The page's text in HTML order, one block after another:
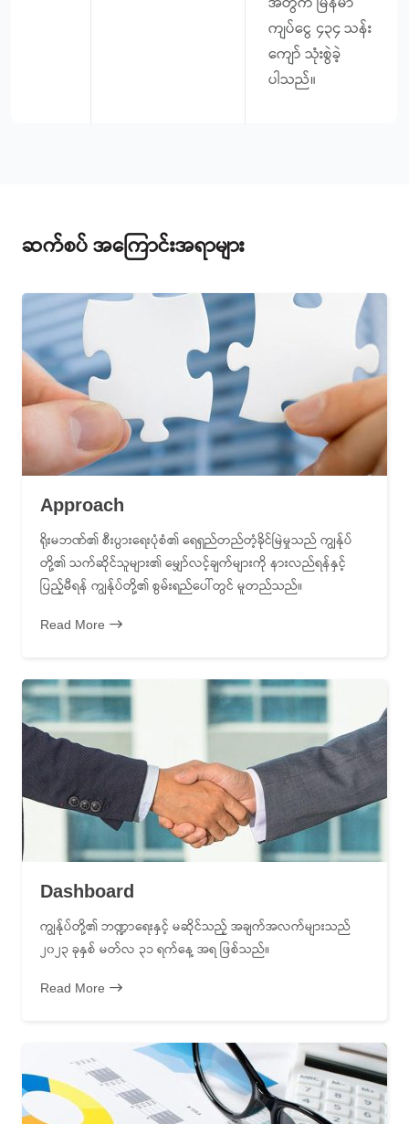
ကျပ်ငွေ ၄၃၄ သန်း
ကျော် သုံးစွဲခဲ့
ပါသည်။
ဆက်စပ် အကြောင်းအရာများ
Approach
ရိုးမဘဏ်၏ စီးပွားရေးပုံစံ၏ ရေရှည်တည်တံ့ခိုင်မြဲမှုသည် ကျွန်ုပ်
တို့၏ သက်ဆိုင်သူများ၏ မျှော်လင့်ချက်များကို နားလည်ရန်နှင့်
ပြည့်မီရန် ကျွန်ုပ်တို့၏ စွမ်းရည်ပေါ်တွင် မူတည်သည်။
Read More
Dashboard
ကျွန်ုပ်တို့၏ ဘဏ္ဍာရေးနှင့် မဆိုင်သည့် အချက်အလက်များသည်
၂၀၂၃ ခုနှစ် မတ်လ ၃၁ ရက်နေ့ အရ ဖြစ်သည်။
Read More